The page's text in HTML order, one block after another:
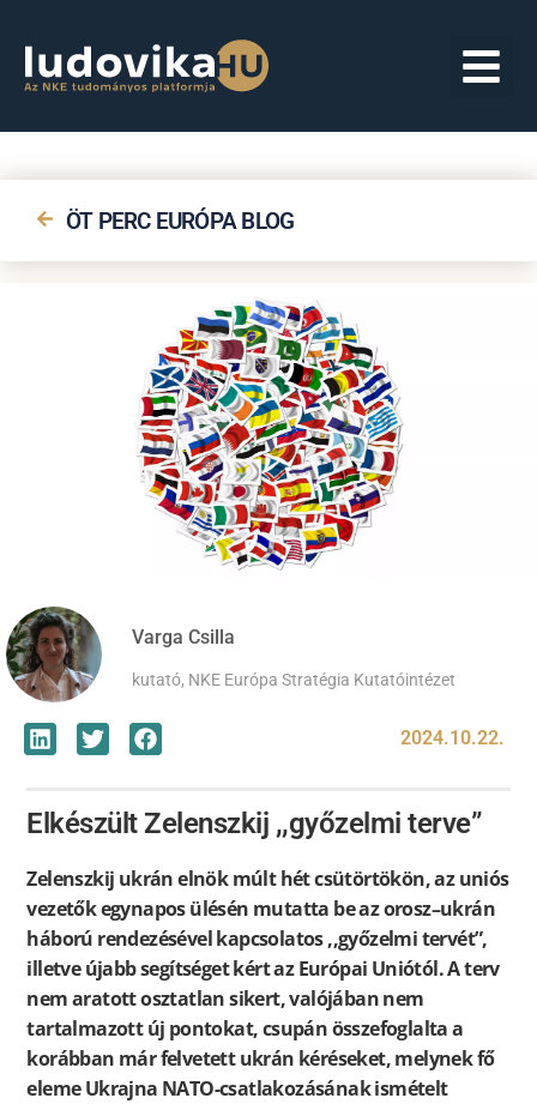
ÖT PERC EURÓPA BLOG
Varga Csilla
kutató, NKE Európa Stratégia Kutatóintézet
2024.10.22.
Elkészült Zelenszkij ,,győzelmi terve”
Zelenszkij ukrán elnök múlt hét csütörtökön, az uniós
vezetők egynapos ülésén mutatta be az orosz–ukrán
háború rendezésével kapcsolatos ,,győzelmi tervét”,
illetve újabb segítséget kért az Európai Uniótól. A terv
nem aratott osztatlan sikert, valójában nem
tartalmazott új pontokat, csupán összefoglalta a
korábban már felvetett ukrán kéréseket, melynek fő
eleme Ukrajna NATO-csatlakozásának ismételt